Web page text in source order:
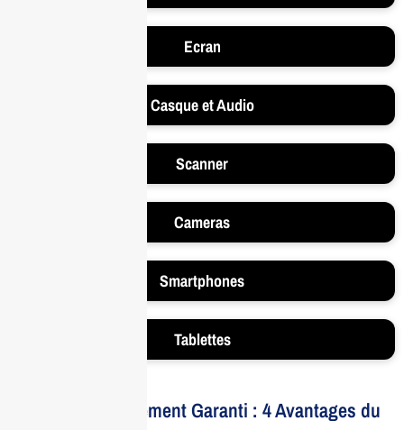
Ecran
Casque et Audio
Scanner
Cameras
Smartphones
Tablettes
Votre Investissement Garanti : 4 Avantages du